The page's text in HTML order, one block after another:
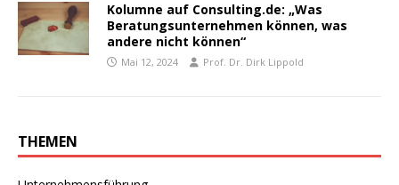
Kolumne auf Consulting.de: „Was
Beratungsunternehmen können, was
andere nicht können“
Mai 12, 2024 Prof. Dr. Dirk Lippold
THEMEN